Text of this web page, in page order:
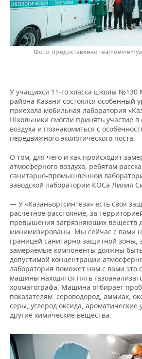
НЕФТЕХИМИЯ
НЕФТЬ
ОПК
РОЗНИЧНАЯ ТОРГОВЛЯ
ТРАНСПОРТ
НОВОСТИ ТЕХНОЛОГИЙ
IT
МЕРОПРИЯТИЯ
НОВОСТИ МЕРОПРИЯТИЙ
ONLINE-КОНФЕРЕНЦИИ
ОТКРЫТАЯ ЛЕКЦИЯ
СПОРТ
ХОККЕЙ
БАСКЕТБОЛ
ВОЛЕЙБОЛ
КИБЕРСПОРТ
ВОДНЫЕ ВИДЫ СПОРТА
ХОККЕЙ С МЯЧОМ
ВЛАСТЬ
ИНФРАСТРУКТУРА
ИСТОРИЯ
КУЛЬТУРА
ОБРАЗОВАНИЕ
ПРОИСШЕСТВИЯ
СЮЖЕТЫ
СПРАВОЧНИК
СПИСОК ПЕРСОН
СПИСОК КОМПАНИЙ
ПОЛНАЯ ВЕРСИЯ
Фото: предоставлено
У учащихся 11-го класса школы №130
района Казани состоялся особенный
приехала мобильная лаборатория
Школьники смогли принять участие в
воздуха и познакомиться с
передвижного экологического поста.
О том, для чего и как происходит
атмосферного воздуха, ребятам
санитарно-промышленной
заводской лаборатории КОСа Лилия
— У «Казаньоргсинтеза» есть своя
расчетное расстояние, за
превышения загрязняющих веществ
минимизированы. Мы сейчас с вами
границей санитарно-защитной зоны,
замеряемые компоненты должны
допустимой концентрации
лаборатория поможет нам с вами это
машины находятся пять
хроматографа. Машина отбирает
показателям: сероводород, аммиак,
серы, углерод оксида, ароматические
другие химические вещества.